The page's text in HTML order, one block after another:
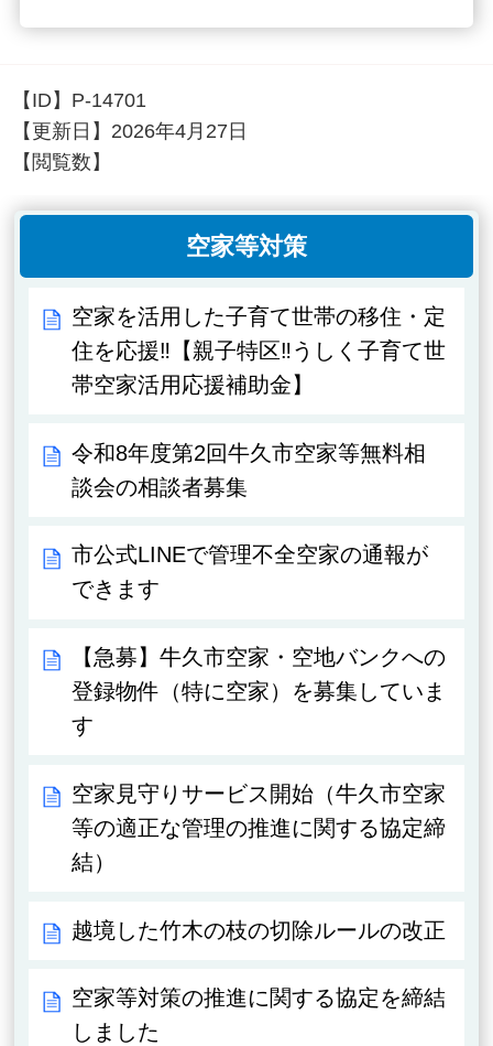
【ID】 P-14701
【更新日】 2026年4月27日
【閲覧数】
空家等対策
空家を活用した子育て世帯の移住・定
住を応援‼【親子特区‼うしく子育て世
帯空家活用応援補助金】
令和8年度第2回牛久市空家等無料相
談会の相談者募集
市公式LINEで管理不全空家の通報が
できます
【急募】牛久市空家・空地バンクへの
登録物件（特に空家）を募集していま
す
空家見守りサービス開始（牛久市空家
等の適正な管理の推進に関する協定締
結）
越境した竹木の枝の切除ルールの改正
空家等対策の推進に関する協定を締結
しました